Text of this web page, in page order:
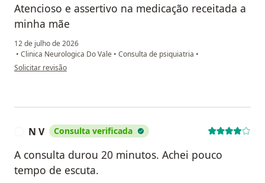
Atencioso e assertivo na medicação receitada a
minha mãe
12 de julho de 2026
• Clinica Neurologica Do Vale • Consulta de psiquiatria •
na opinião do utilizador Cintia Carvalho
Solicitar revisão
N V Consulta verificada
A consulta durou 20 minutos. Achei pouco
tempo de escuta.